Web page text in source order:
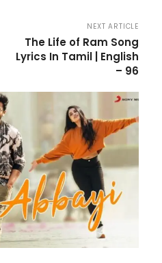
NEXT ARTICLE
The Life of Ram Song
Lyrics In Tamil | English
– 96